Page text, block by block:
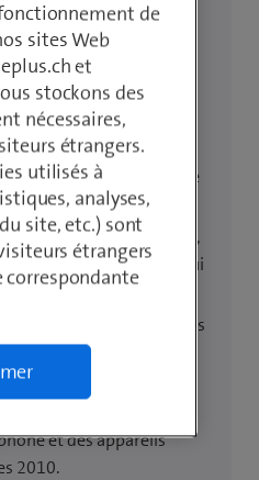
d’Internet.
années 1960 sous la
décentralisé conçu
lequel l’Internet moderne
cours des années 1980.
informaticien au CERN,
Web (WWW), un projet qui
Internet devient de plus
des
et des appareils
2010.
de
sites Web
et
stockons des
nécessaires,
étrangers.
utilisés à
analyses,
site, etc.) sont
étrangers
correspondante